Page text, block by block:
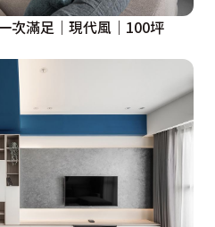
次滿足｜現代風｜100坪